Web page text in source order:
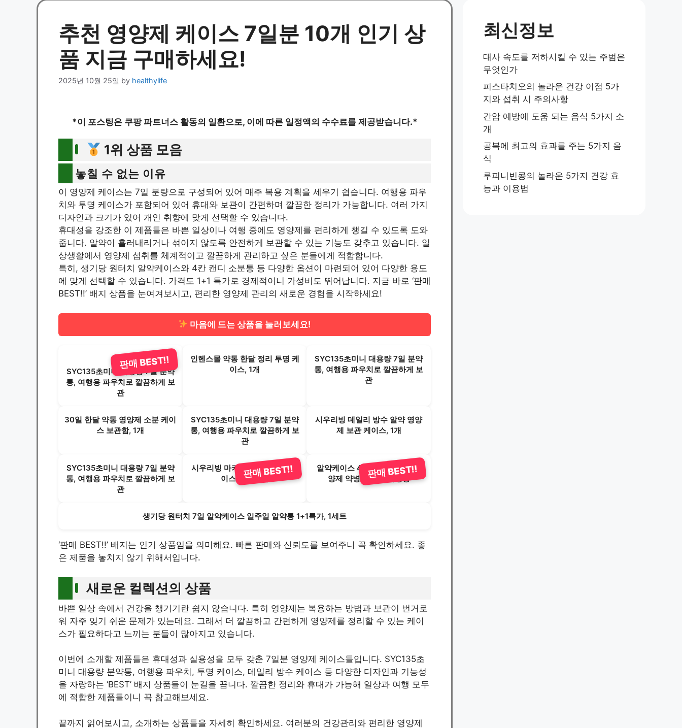
추천 영양제 케이스 7일분 10개 인기 상
품 지금 구매하세요!
2025년 10월 25일 by healthylife
*이 포스팅은 쿠팡 파트너스 활동의 일환으로, 이에 따른 일정액의 수수료를 제공받습니다.*
1위 상품 모음
놓칠 수 없는 이유
이 영양제 케이스는 7일 분량으로 구성되어 있어 매주 복용 계획을 세우기 쉽습니다. 여행용 파우
치와 투명 케이스가 포함되어 있어 휴대와 보관이 간편하며 깔끔한 정리가 가능합니다. 여러 가지
디자인과 크기가 있어 개인 취향에 맞게 선택할 수 있습니다.
휴대성을 강조한 이 제품들은 바쁜 일상이나 여행 중에도 영양제를 편리하게 챙길 수 있도록 도와
줍니다. 알약이 흘러내리거나 섞이지 않도록 안전하게 보관할 수 있는 기능도 갖추고 있습니다. 일
상생활에서 영양제 섭취를 체계적이고 깔끔하게 관리하고 싶은 분들에게 적합합니다.
특히, 생기당 원터치 알약케이스와 4칸 캔디 소분통 등 다양한 옵션이 마련되어 있어 다양한 용도
에 맞게 선택할 수 있습니다. 가격도 1+1 특가로 경제적이니 가성비도 뛰어납니다. 지금 바로 ‘판매
BEST!!’ 배지 상품을 눈여겨보시고, 편리한 영양제 관리의 새로운 경험을 시작하세요!
마음에 드는 상품을 눌러보세요!
SYC135초미니 대용량 7일 분약
통, 여행용 파우치로 깔끔하게 보
관
판매 BEST!!
인헨스몰 약통 한달 정리 투명 케
이스, 1개
SYC135초미니 대용량 7일 분약
통, 여행용 파우치로 깔끔하게 보
관
30일 한달 약통 영양제 소분 케이
스 보관함, 1개
SYC135초미니 대용량 7일 분약
통, 여행용 파우치로 깔끔하게 보
관
시우리빙 데일리 방수 알약 영양
제 보관 케이스, 1개
SYC135초미니 대용량 7일 분약
통, 여행용 파우치로 깔끔하게 보
관
시우리빙 마카롱 휴대용 알약 케
이스 옐로, 1개판매 BEST!!
알약케이스 4칸 캔디 소분통 영
양제 약병 비타민 여행용
판매 BEST!!
생기당 원터치 7일 알약케이스 일주일 알약통 1+1특가, 1세트
‘판매 BEST!!’ 배지는 인기 상품임을 의미해요. 빠른 판매와 신뢰도를 보여주니 꼭 확인하세요. 좋
은 제품을 놓치지 않기 위해서입니다.
새로운 컬렉션의 상품
바쁜 일상 속에서 건강을 챙기기란 쉽지 않습니다. 특히 영양제는 복용하는 방법과 보관이 번거로
워 자주 잊기 쉬운 문제가 있는데요. 그래서 더 깔끔하고 간편하게 영양제를 정리할 수 있는 케이
스가 필요하다고 느끼는 분들이 많아지고 있습니다.
이번에 소개할 제품들은 휴대성과 실용성을 모두 갖춘 7일분 영양제 케이스들입니다. SYC135초
미니 대용량 분약통, 여행용 파우치, 투명 케이스, 데일리 방수 케이스 등 다양한 디자인과 기능성
을 자랑하는 ‘BEST’ 배지 상품들이 눈길을 끕니다. 깔끔한 정리와 휴대가 가능해 일상과 여행 모두
에 적합한 제품들이니 꼭 참고해보세요.
끝까지 읽어보시고, 소개하는 상품들을 자세히 확인하세요. 여러분의 건강관리와 편리한 영양제
최신정보
대사 속도를 저하시킬 수 있는 주범은
무엇인가
피스타치오의 놀라운 건강 이점 5가
지와 섭취 시 주의사항
간암 예방에 도움 되는 음식 5가지 소
개
공복에 최고의 효과를 주는 5가지 음
식
루피니빈콩의 놀라운 5가지 건강 효
능과 이용법